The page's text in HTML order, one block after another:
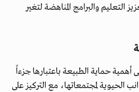
التعليم والبرامج المناهضة لتغير
حماية الطبيعة باعتبارها جزءاً
الحيوية لمجتمعاتها، مع التركيز على